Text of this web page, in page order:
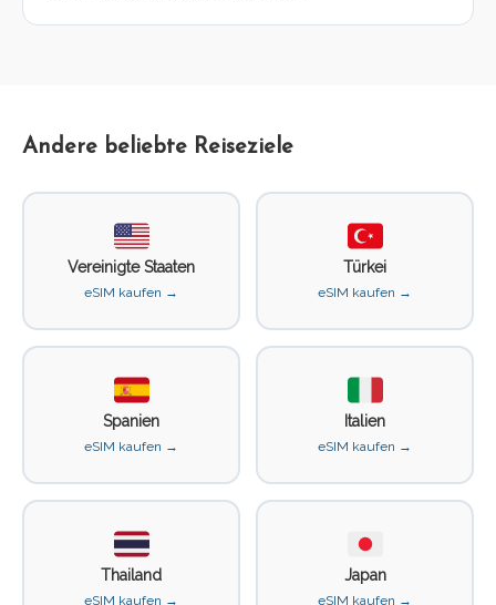
Andere beliebte Reiseziele
Vereinigte Staaten
eSIM kaufen →
Türkei
eSIM kaufen →
Spanien
eSIM kaufen →
Italien
eSIM kaufen →
Thailand
eSIM kaufen →
Japan
eSIM kaufen →